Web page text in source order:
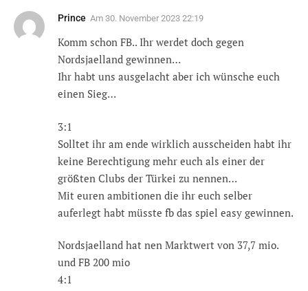
Prince Am 30. November 2023 22:19
Komm schon FB.. Ihr werdet doch gegen
Nordsjaelland gewinnen…
Ihr habt uns ausgelacht aber ich wünsche euch
einen Sieg…
3:1
Solltet ihr am ende wirklich ausscheiden habt ihr
keine Berechtigung mehr euch als einer der
größten Clubs der Türkei zu nennen…
Mit euren ambitionen die ihr euch selber
auferlegt habt müsste fb das spiel easy gewinnen.
Nordsjaelland hat nen Marktwert von 37,7 mio.
und FB 200 mio
4:1